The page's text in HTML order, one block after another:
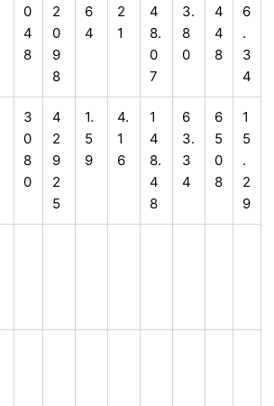
0
4
8
2
0
9
8
6
4
2
1
4
8.
0
7
3.
8
0
4
4
8
6
.
3
4
3
0
8
0
4
2
9
2
5
1.
5
9
4.
1
6
1
4
8.
4
8
6
3.
3
4
6
5
0
8
1
5
.
2
9